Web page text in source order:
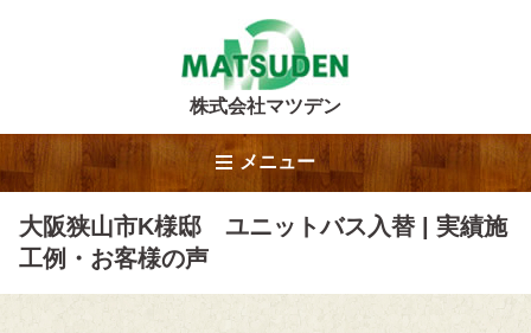
株式会社マツデン
メニュー
大阪狭山市K様邸 ユニットバス入替 | 実績施
工例・お客様の声